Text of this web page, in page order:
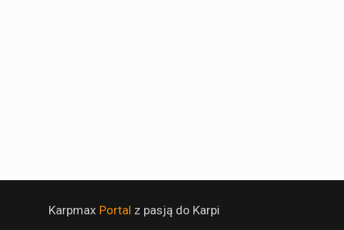
Karpmax Portal z pasją do Karpi